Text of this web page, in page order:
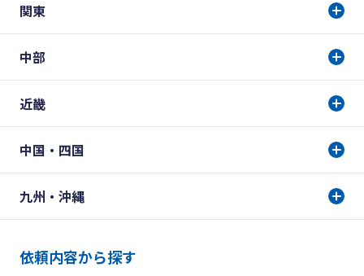
関東
中部
近畿
中国・四国
九州・沖縄
依頼内容から探す